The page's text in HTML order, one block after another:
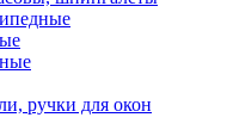
ручки для окон